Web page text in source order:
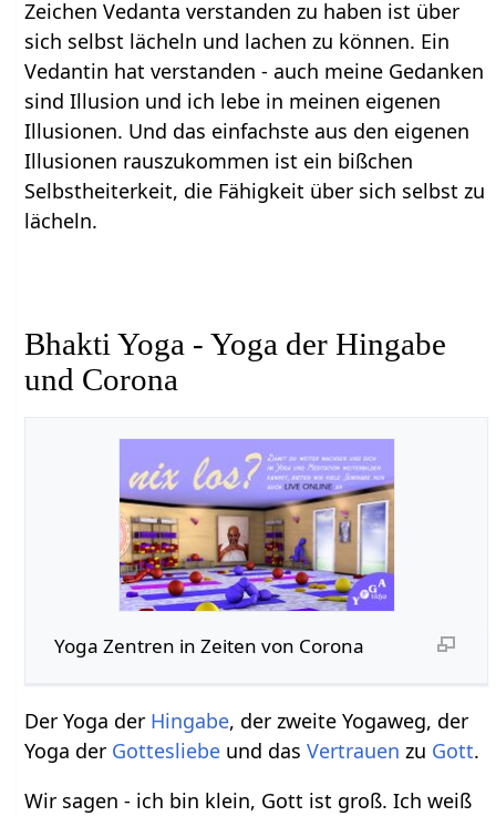
Zeichen Vedanta verstanden zu haben ist über
sich selbst lächeln und lachen zu können. Ein
Vedantin hat verstanden - auch meine Gedanken
sind Illusion und ich lebe in meinen eigenen
Illusionen. Und das einfachste aus den eigenen
Illusionen rauszukommen ist ein bißchen
Selbstheiterkeit, die Fähigkeit über sich selbst zu
lächeln.
Bhakti Yoga - Yoga der Hingabe
und Corona
Yoga Zentren in Zeiten von Corona
Der Yoga der Hingabe, der zweite Yogaweg, der
Yoga der Gottesliebe und dasVertrauen zu Gott.
Wir sagen - ich bin klein, Gott ist groß. Ich weiß